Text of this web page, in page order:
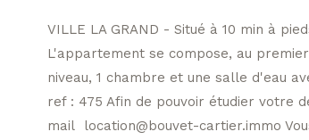
VILLE LA GRAND - Situé à 10 min à
L'appartement se compose, au
niveau, 1 chambre et une salle d'eau
ref : 475 Afin de pouvoir étudier votre
mail location@bouvet-cartier.immo